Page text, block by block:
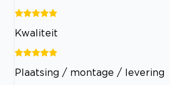
Kwaliteit
Plaatsing / montage / levering